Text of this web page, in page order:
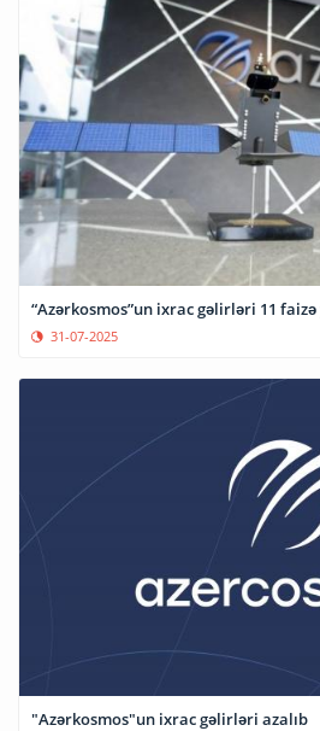
“Azərkosmos”un ixrac gəlirləri 11 faizə
31-07-2025
"Azərkosmos"un ixrac gəlirləri azalıb